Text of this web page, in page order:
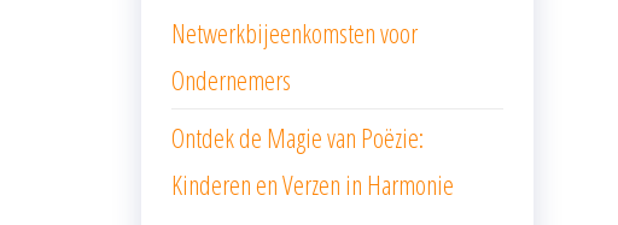
Netwerkbijeenkomsten voor
Ondernemers
Ontdek de Magie van Poëzie:
Kinderen en Verzen in Harmonie